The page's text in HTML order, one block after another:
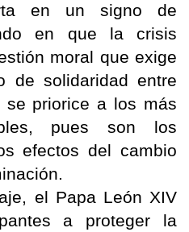
en un signo de
en que la crisis
moral que exige
de solidaridad entre
se priorice a los más
pues son los
efectos del cambio
el Papa León XIV
a proteger la